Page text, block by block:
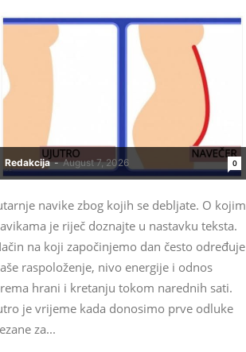
Redakcija - August 7, 2026 0
navike zbog kojih se debljate. O kojim
je riječ doznajte u nastavku teksta.
na koji započinjemo dan često određuje
raspoloženje, nivo energije i odnos
hrani i kretanju tokom narednih sati.
je vrijeme kada donosimo prve odluke
za...